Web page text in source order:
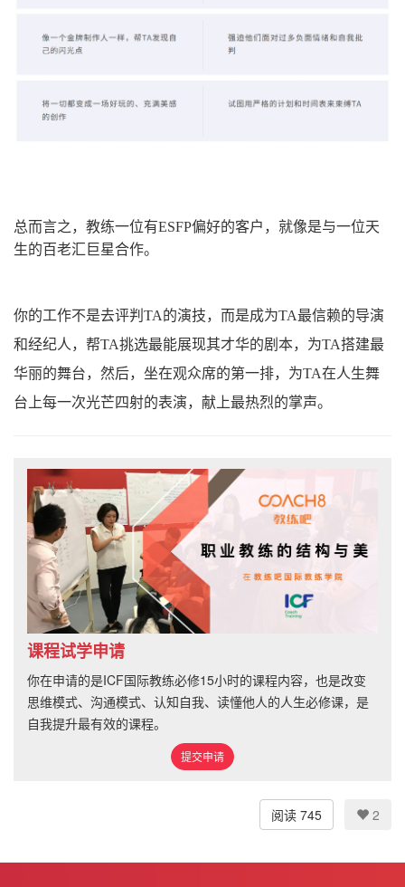
总而言之 ， 教练一位有ESFP偏好的客户，就像是与一位天
生的百老汇巨星合作。
你的工作不是去评判TA的演技，而是成为TA最信赖的导演
和经纪人，帮TA挑选最能展现其才华的剧本，为TA搭建最
华丽的舞台，然后，坐在观众席的第一排，为TA在人生舞
台上每一次光芒四射的表演，献上最热烈的掌声。
课程试学申请
你在申请的是ICF国际教练必修15小时的课程内容，也是改变
思维模式、沟通模式、认知自我、读懂他人的人生必修课，是
自我提升最有效的课程。
提交申请
阅读 745 2